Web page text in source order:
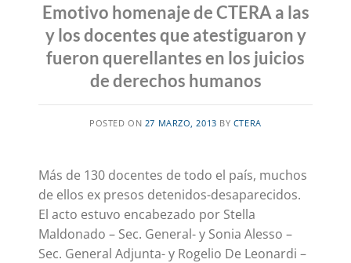
Emotivo homenaje de CTERA a las
y los docentes que atestiguaron y
fueron querellantes en los juicios
de derechos humanos
POSTED ON 27 MARZO, 2013 BY CTERA
Más de 130 docentes de todo el país, muchos
de ellos ex presos detenidos-desaparecidos.
El acto estuvo encabezado por Stella
Maldonado – Sec. General- y Sonia Alesso –
Sec. General Adjunta- y Rogelio De Leonardi –